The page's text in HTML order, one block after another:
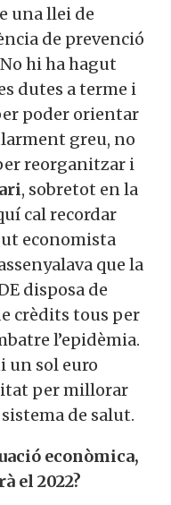
una llei de
de prevenció
hi ha hagut
dutes a terme i
poder orientar
greu, no
reorganitzar i
, sobretot en la
cal recordar
economista
que la
disposa de
crèdits tous per
l’epidèmia.
un sol euro
per millorar
de salut.
econòmica,
el 2022?